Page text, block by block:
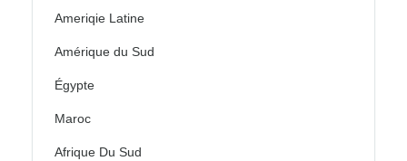
Ameriqie Latine
Amérique du Sud
Égypte
Maroc
Afrique Du Sud